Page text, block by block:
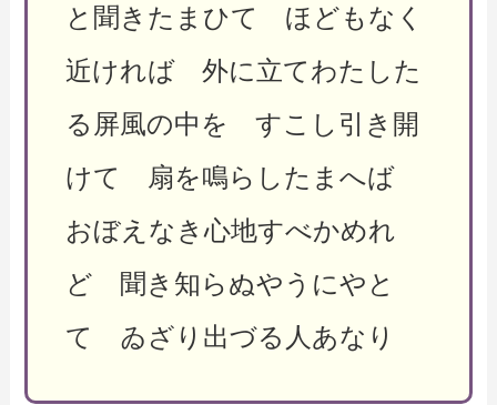
と聞きたまひて ほどもなく
近ければ 外に立てわたした
る屏風の中を すこし引き開
けて 扇を鳴らしたまへば
おぼえなき心地すべかめれ
ど 聞き知らぬやうにやと
て ゐざり出づる人あなり